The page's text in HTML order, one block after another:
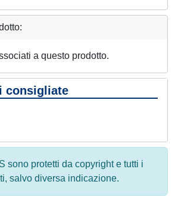
a questo prodotto.
consigliate
sono protetti da copyright e tutti i
salvo diversa indicazione.